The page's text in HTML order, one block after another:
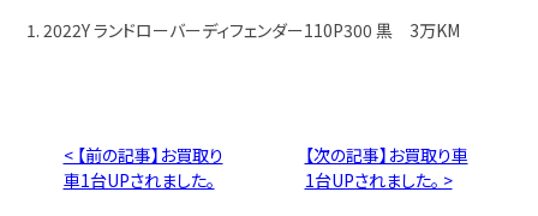
1. 2022Y ランドローバーディフェンダー110P300 黒 3万KM
< 【前の記事】お買取り
車1台UPされました。
【次の記事】お買取り車
1台UPされました。 >